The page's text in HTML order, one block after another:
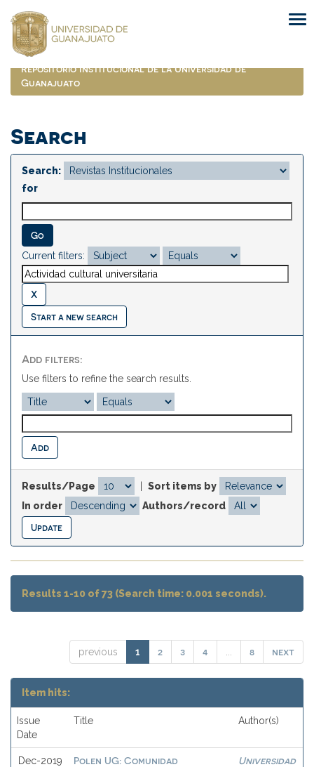
navigation
Repositorio Institucional de la Universidad de
Guanajuato
Search
Search:
for
Current filters:
Start a new search
Add filters:
Use filters to refine the search results.
Results/Page
Sort items by
In order
Authors/record
Results 1-10 of 73 (Search time: 0.001 seconds).
previous 1 2 3 4 8 next
Item hits:
Issue
Date
Title Author(s)
Dec-2019
Polen UG: Comunidad
Universidad